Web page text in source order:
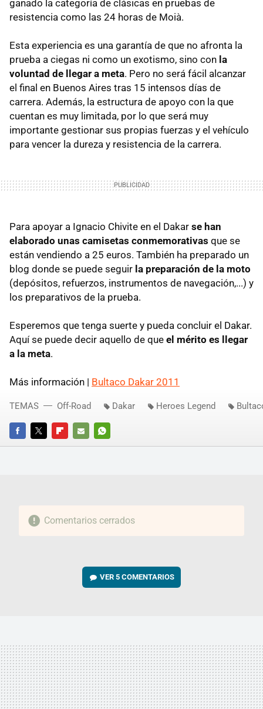
ganado la categoría de clásicas en pruebas de
resistencia como las 24 horas de Moià.
Esta experiencia es una garantía de que no afronta la
prueba a ciegas ni como un exotismo, sino con la
voluntad de llegar a meta. Pero no será fácil alcanzar
el final en Buenos Aires tras 15 intensos días de
carrera. Además, la estructura de apoyo con la que
cuentan es muy limitada, por lo que será muy
importante gestionar sus propias fuerzas y el vehículo
para vencer la dureza y resistencia de la carrera.
Para apoyar a Ignacio Chivite en el Dakar se han
elaborado unas camisetas conmemorativas que se
están vendiendo a 25 euros. También ha preparado un
blog donde se puede seguir la preparación de la moto
(depósitos, refuerzos, instrumentos de navegación,...) y
los preparativos de la prueba.
Esperemos que tenga suerte y pueda concluir el Dakar.
Aquí se puede decir aquello de que el mérito es llegar
a la meta.
Más información | Bultaco Dakar 2011
FACEBOOKTWITTERFLIPBOARD
E-
WHATSAPP
TEMAS Off-Road Dakar Heroes Legend
Comentarios cerrados
VER5 COMENTARIOS